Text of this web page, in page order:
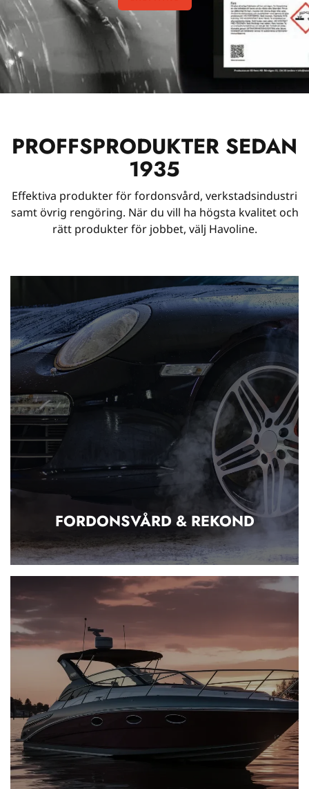
PROFFSPRODUKTER SEDAN
1935
Effektiva produkter för fordonsvård, verkstadsindustri
samt övrig rengöring. När du vill ha högsta kvalitet och
rätt produkter för jobbet, välj Havoline.
FORDONSVÅRD & REKOND